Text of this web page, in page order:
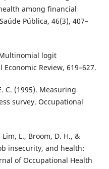
among financial
Pública, 46(3), 407–
logit
Review, 619–627.
C. (1995). Measuring
survey. Occupational
Lim, L., Broom, D. H., &
insecurity, and health:
of Occupational Health